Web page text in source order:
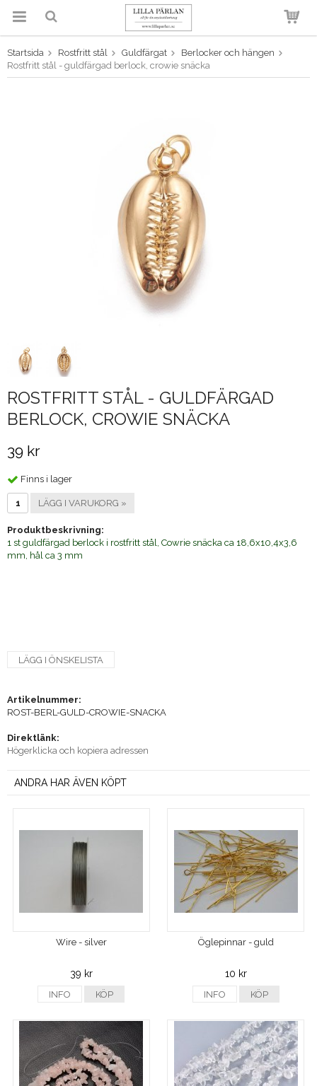
Produkten har blivit tillagd i
varukorgen
Startsida Rostfritt stål Guldfärgat
Berlocker och hängen
Rostfritt stål - guldfärgad berlock, crowie snäcka
ROSTFRITT STÅL - GULDFÄRGAD
BERLOCK, CROWIE SNÄCKA
39 kr
Finns i lager
LÄGG I VARUKORG »
Produktbeskrivning:
1 st guldfärgad berlock i rostfritt stål, Cowrie snäcka ca 18,6x10,4x3,6
mm, hål ca 3 mm
LÄGG I ÖNSKELISTA
Artikelnummer:
ROST-BERL-GULD-CROWIE-SNACKA
Direktlänk:
Högerklicka och kopiera adressen
ANDRA HAR ÄVEN KÖPT
Wire - silver
39 kr
INFO KÖP
Öglepinnar - guld
10 kr
INFO KÖP